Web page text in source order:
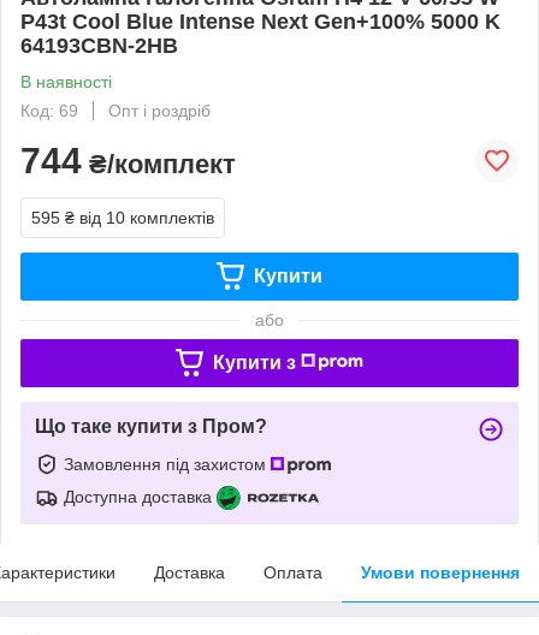
P43t Cool Blue Intense Next Gen+100% 5000 K
64193CBN-2HB
В наявності
Код: 69
Опт і роздріб
744 ₴/комплект
595 ₴ від 10 комплектів
Купити
або
Купити з
Що таке купити з Пром?
Замовлення під захистом
Доступна доставка
Доставка Оплата Умови повернення